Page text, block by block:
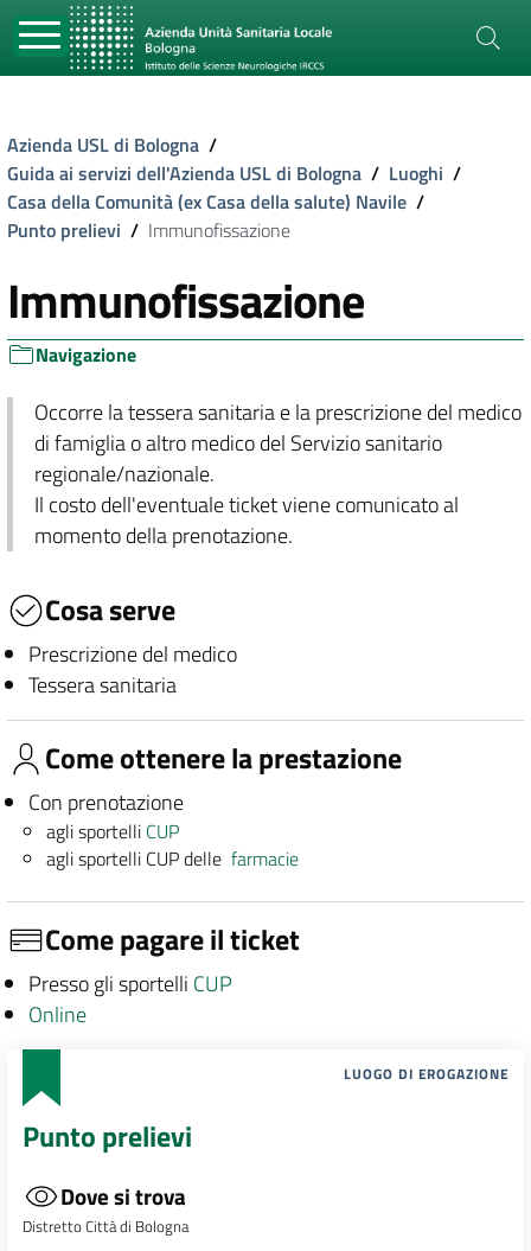
Azienda USL di Bologna /
Guida ai servizi dell'Azienda USL di Bologna / Luoghi /
Casa della Comunità (ex Casa della salute) Navile /
Punto prelievi / Immunofissazione
Immunofissazione
Navigazione
Occorre la tessera sanitaria e la prescrizione del medico
di famiglia o altro medico del Servizio sanitario
regionale/nazionale.
Il costo dell'eventuale ticket viene comunicato al
momento della prenotazione.
Cosa serve
Prescrizione del medico
Tessera sanitaria
Come ottenere la prestazione
Con prenotazione
agli sportelli CUP
agli sportelli CUP dellefarmacie
Come pagare il ticket
Presso gli sportelli CUP
Online
LUOGO DI EROGAZIONE
Punto prelievi
Dove si trova
Distretto Città di Bologna